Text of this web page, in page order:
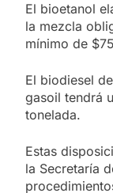
El bioetanol
la mezcla
mínimo de
El biodiesel
gasoil tendrá
tonelada.
Estas
la Secretaría